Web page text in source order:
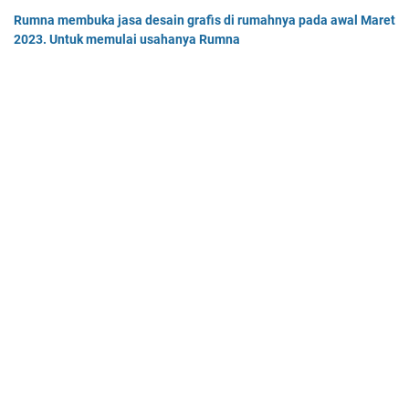
Rumna membuka jasa desain grafis di rumahnya pada awal Maret
2023. Untuk memulai usahanya Rumna